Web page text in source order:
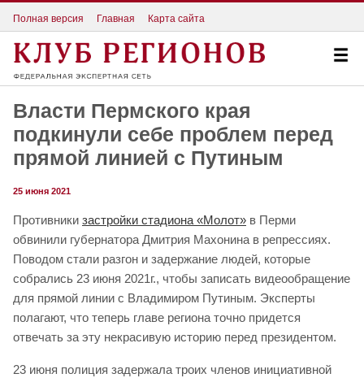
Полная версия Главная Карта сайта
Власти Пермского края
подкинули себе проблем перед
прямой линией с Путиным
25 июня 2021
Противники застройки стадиона «Молот» в Перми
обвинили губернатора Дмитрия Махонина в репрессиях.
Поводом стали разгон и задержание людей, которые
собрались 23 июня 2021г., чтобы записать видеообращение
для прямой линии с Владимиром Путиным. Эксперты
полагают, что теперь главе региона точно придется
отвечать за эту некрасивую историю перед президентом.
23 июня полиция задержала троих членов инициативной